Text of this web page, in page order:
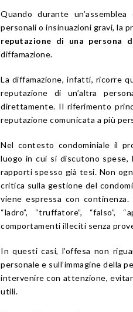
Quando durante
personali o insinuazioni gravi, la
reputazione di una persona
diffamazione.
La diffamazione, infatti, ricorre
reputazione di un’altra
direttamente. Il riferimento
reputazione comunicata a più
Nel contesto condominiale il
luogo in cui si discutono spese,
rapporti spesso già tesi. Non
critica sulla gestione del
viene espressa con
“ladro”, “truffatore”, “falso”,
comportamenti illeciti senza
In questi casi, l’offesa non
personale e sull’immagine della
intervenire con attenzione,
utili.